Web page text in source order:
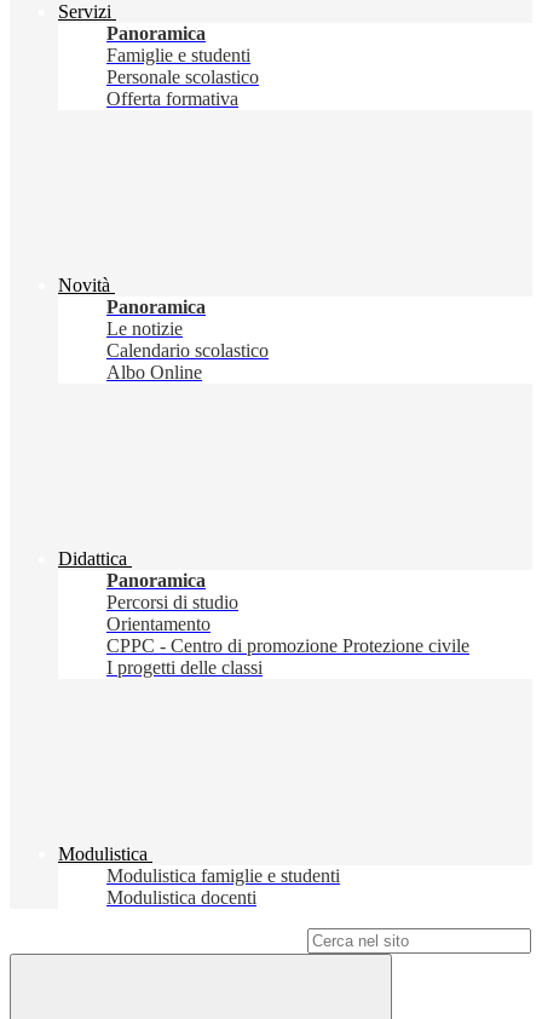
Servizi
Panoramica
Famiglie e studenti
Personale scolastico
Offerta formativa
Novità
Panoramica
Le notizie
Calendario scolastico
Albo Online
Didattica
Panoramica
Percorsi di studio
Orientamento
CPPC - Centro di promozione Protezione civile
I progetti delle classi
Modulistica
Modulistica famiglie e studenti
Modulistica docenti